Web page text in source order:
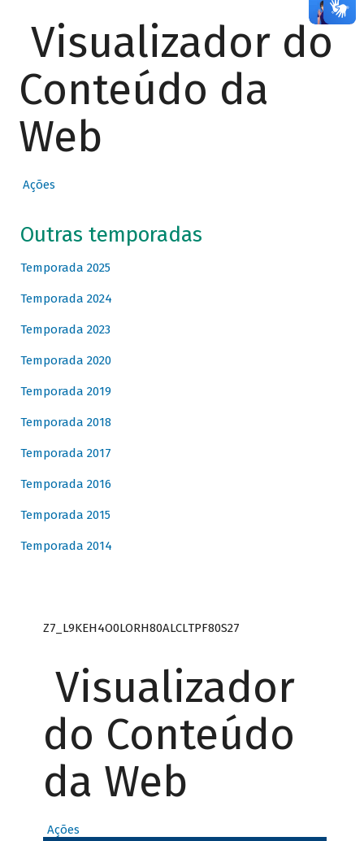
Visualizador do
Conteúdo da
Web
Ações
Outras temporadas
Temporada 2025
Temporada 2024
Temporada 2023
Temporada 2020
Temporada 2019
Temporada 2018
Temporada 2017
Temporada 2016
Temporada 2015
Temporada 2014
Z7_L9KEH4O0LORH80ALCLTPF80S27
Visualizador
do Conteúdo
da Web
Ações